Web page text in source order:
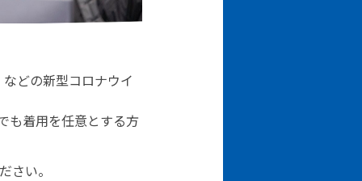
どの新型コロナウイ
も着用を任意とする方
さい。